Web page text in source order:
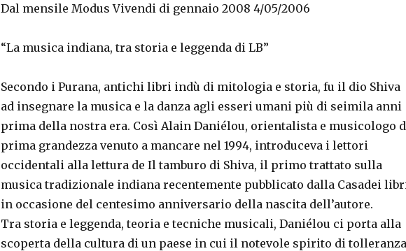
Dal mensile Modus Vivendi di gennaio 2008 4/05/2006
“La musica indiana, tra storia e leggenda di LB”
Secondo i Purana, antichi libri indù di mitologia e storia, fu il dio Shiva
ad insegnare la musica e la danza agli esseri umani più di seimila anni
prima della nostra era. Così Alain Daniélou, orientalista e musicologo
prima grandezza venuto a mancare nel 1994, introduceva i lettori
occidentali alla lettura de Il tamburo di Shiva, il primo trattato sulla
musica tradizionale indiana recentemente pubblicato dalla Casadei
in occasione del centesimo anniversario della nascita dell’autore.
Tra storia e leggenda, teoria e tecniche musicali, Daniélou ci porta alla
scoperta della cultura di un paese in cui il notevole spirito di tolleranza